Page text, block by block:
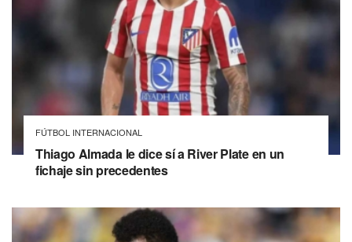
FÚTBOL INTERNACIONAL
Thiago Almada le dice sí a River Plate en un
fichaje sin precedentes